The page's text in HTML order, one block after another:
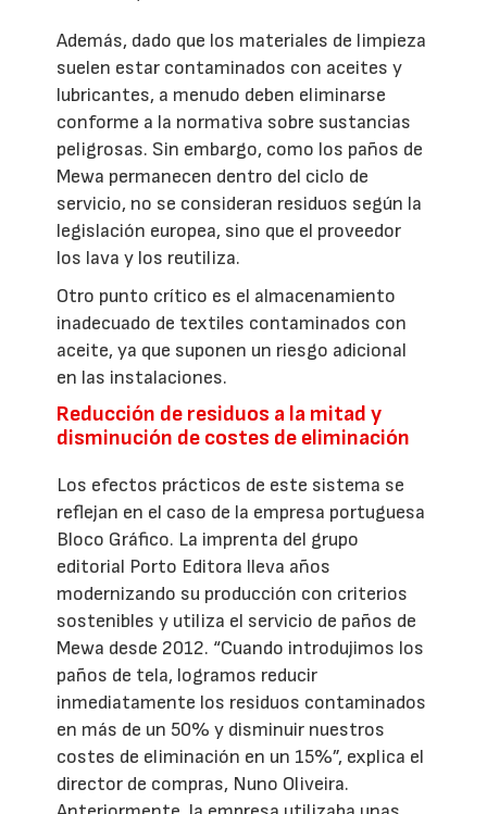
Además, dado que los materiales de limpieza
suelen estar contaminados con aceites y
lubricantes, a menudo deben eliminarse
conforme a la normativa sobre sustancias
peligrosas. Sin embargo, como los paños de
Mewa permanecen dentro del ciclo de
servicio, no se consideran residuos según la
legislación europea, sino que el proveedor
los lava y los reutiliza.
Otro punto crítico es el almacenamiento
inadecuado de textiles contaminados con
aceite, ya que suponen un riesgo adicional
en las instalaciones.
Reducción de residuos a la mitad y
disminución de costes de eliminación
Los efectos prácticos de este sistema se
reflejan en el caso de la empresa portuguesa
Bloco Gráfico. La imprenta del grupo
editorial Porto Editora lleva años
modernizando su producción con criterios
sostenibles y utiliza el servicio de paños de
Mewa desde 2012. “Cuando introdujimos los
paños de tela, logramos reducir
inmediatamente los residuos contaminados
en más de un 50% y disminuir nuestros
costes de eliminación en un 15%”, explica el
director de compras, Nuno Oliveira.